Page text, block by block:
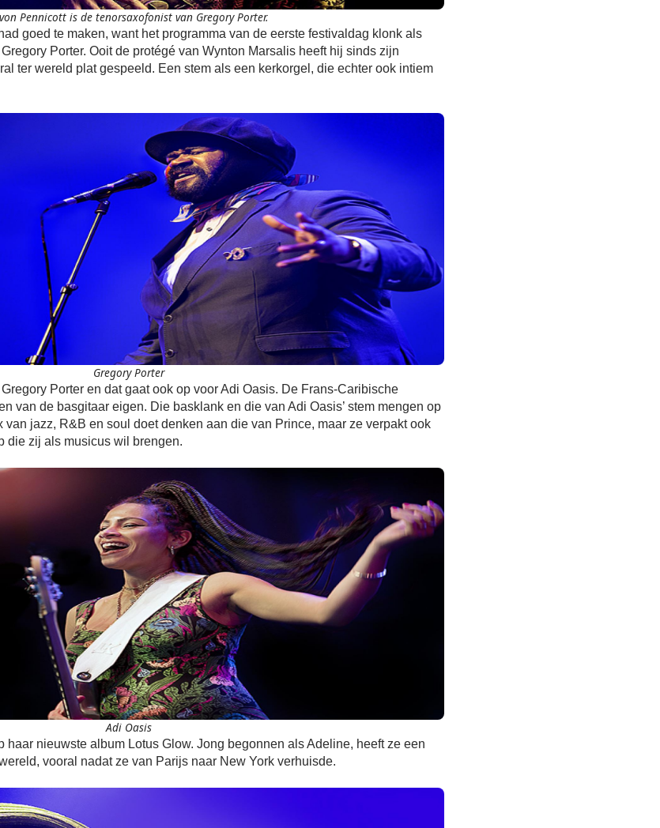
Pennicott is de tenorsaxofonist van Gregory Porter.
goed te maken, want het programma van de eerste festivaldag klonk als
Porter. Ooit de protégé van Wynton Marsalis heeft hij sinds zijn
ter wereld plat gespeeld. Een stem als een kerkorgel, die echter ook intiem
Gregory Porter
Porter en dat gaat ook op voor Adi Oasis. De Frans-Caribische
van de basgitaar eigen. Die basklank en die van Adi Oasis’ stem mengen op
van jazz, R&B en soul doet denken aan die van Prince, maar ze verpakt ook
die zij als musicus wil brengen.
Adi Oasis
haar nieuwste album Lotus Glow. Jong begonnen als Adeline, heeft ze een
vooral nadat ze van Parijs naar New York verhuisde.